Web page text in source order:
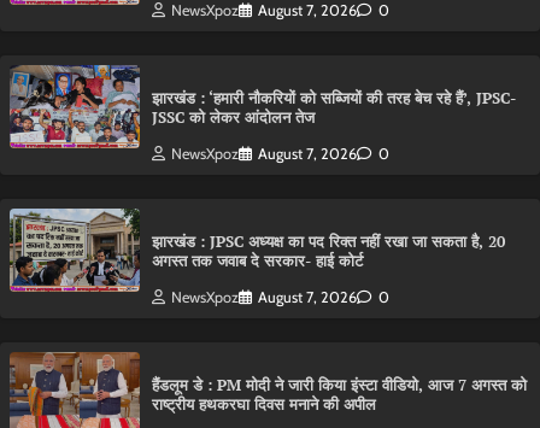
NewsXpoz August 7, 2026 0
झारखंड : ‘हमारी नौकरियों को सब्जियों की तरह बेच रहे हैं’, JPSC-
JSSC को लेकर आंदोलन तेज
NewsXpoz August 7, 2026 0
झारखंड : JPSC अध्यक्ष का पद रिक्त नहीं रखा जा सकता है, 20
अगस्त तक जवाब दे सरकार- हाई कोर्ट
NewsXpoz August 7, 2026 0
हैंडलूम डे : PM मोदी ने जारी किया इंस्टा वीडियो, आज 7 अगस्त को
राष्ट्रीय हथकरघा दिवस मनाने की अपील